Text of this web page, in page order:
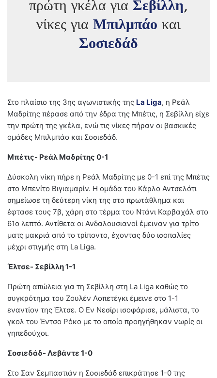
πρώτη γκέλα για Σεβίλλη,
νίκες για Μπιλμπάο και
Σοσιεδάδ
Στο πλαίσιο της 3ης αγωνιστικής της La Liga, η Ρεάλ
Μαδρίτης πέρασε από την έδρα της Μπέτις, η Σεβίλλη είχε
την πρώτη της γκέλα, ενώ τις νίκες πήραν οι βασκικές
ομάδες Μπιλμπάο και Σοσιεδάδ.
Μπέτις- Ρεάλ Μαδρίτης 0-1
Δύσκολη νίκη πήρε η Ρεάλ Μαδρίτης με 0-1 επί της Μπέτις
στο Μπενίτο Βιγιαμαρίν. Η ομάδα του Κάρλο Αντσελότι
σημείωσε τη δεύτερη νίκη της στο πρωτάθλημα και
έφτασε τους 7β, χάρη στο τέρμα του Ντάνι Καρβαχάλ στο
61ο λεπτό. Αντίθετα οι Ανδαλουσιανοί έμειναν για τρίτο
ματς μακριά από το τρίποντο, έχοντας δύο ισοπαλίες
μέχρι στιγμής στη La Liga.
Έλτσε- Σεβίλλη 1-1
Πρώτη απώλεια για τη Σεβίλλη στη La Liga καθώς το
συγκρότημα του Ζουλέν Λοπετέγκι έμεινε στο 1-1
εναντίον της Έλτσε. Ο Εν Νεσίρι ισοφάρισε, μάλιστα, το
γκολ του Έντσο Ρόκο με το οποίο προηγήθηκαν νωρίς οι
γηπεδούχοι.
Σοσιεδάδ- Λεβάντε 1-0
Στο Σαν Σεμπαστιάν η Σοσιεδάδ επικράτησε 1-0 της